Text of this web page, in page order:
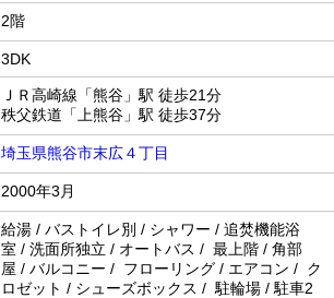
2階
3DK
ＪＲ高崎線「熊谷」駅 徒歩21分
秩父鉄道「上熊谷」駅 徒歩37分
埼玉県熊谷市末広４丁目
2000年3月
給湯 / バストイレ別 / シャワー / 追焚機能浴
室 / 洗面所独立 / オートバス / 最上階 / 角部
屋 / バルコニー / フローリング / エアコン / ク
ロゼット / シューズボックス / 駐輪場 / 駐車2